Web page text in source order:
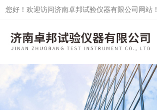
您好！欢迎访问济南卓邦试验仪器有限公司网站！